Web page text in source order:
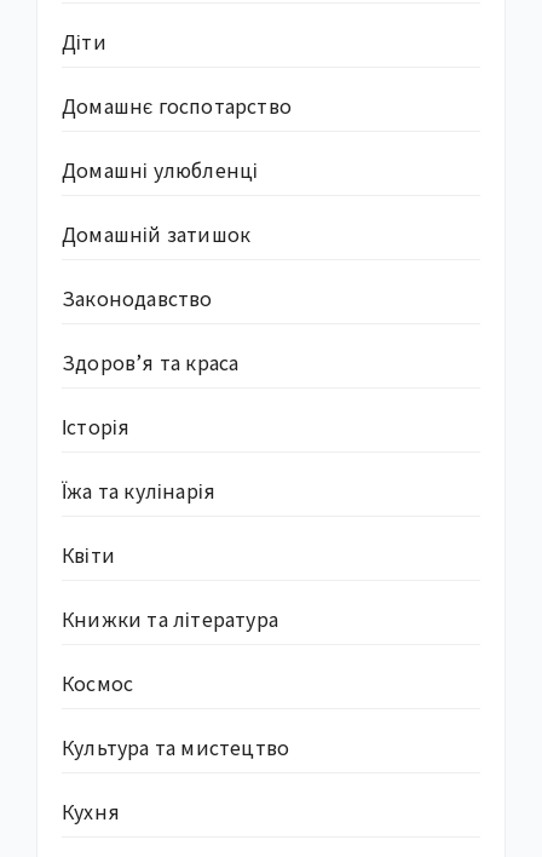
Діти
Домашнє госпотарство
Домашні улюбленці
Домашній затишок
Законодавство
Здоров’я та краса
Історія
Їжа та кулінарія
Квіти
Книжки та література
Космос
Культура та мистецтво
Кухня